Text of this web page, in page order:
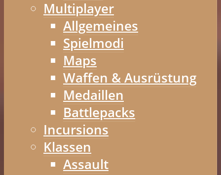
Multiplayer
Allgemeines
Spielmodi
Maps
Waffen & Ausrüstung
Medaillen
Battlepacks
Incursions
Klassen
Assault